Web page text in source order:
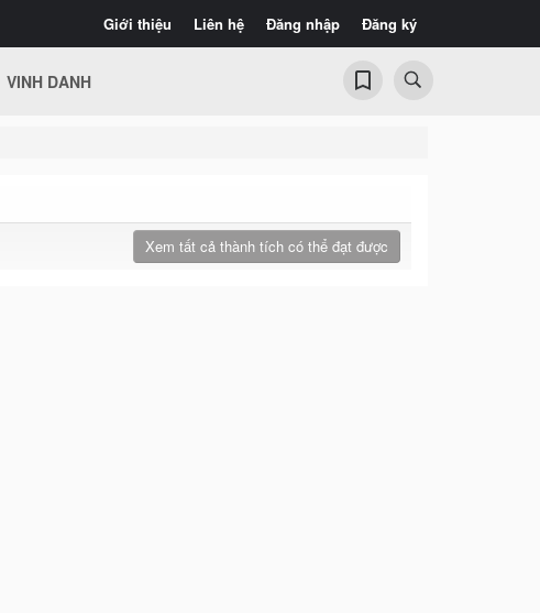
Giới thiệu Liên hệ Đăng nhập Đăng ký
VINH DANH
Xem tất cả thành tích có thể đạt được